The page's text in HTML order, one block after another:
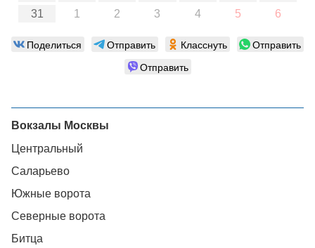
31
1 2 3 4 5 6
Поделиться Отправить Класснуть
Отправить
Отправить
Вокзалы Москвы
Центральный
Саларьево
Южные ворота
Северные ворота
Битца